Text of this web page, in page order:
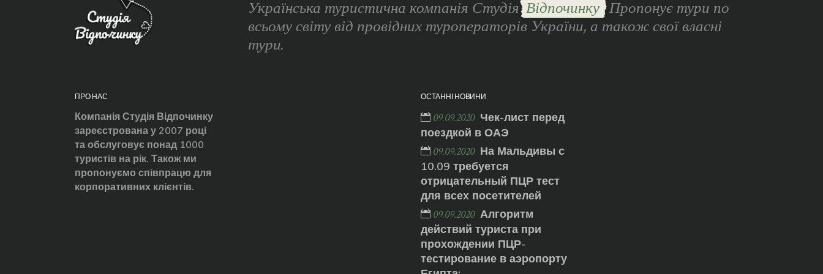
Українська туристична компанія СтудіяВідпочинку Пропонує тури по
всьому світу від провідних туроператорів України, а також свої власні
тури.
ПРО НАС
Компанія Студія Відпочинку
зареєстрована у 2007 році
та обслуговує понад 1000
туристів на рік. Також ми
пропонуємо співпрацю для
корпоративних клієнтів.
ОСТАННІ НОВИНИ
09.09.2020 Чек-лист перед
поездкой в ОАЭ
09.09.2020 На Мальдивы с
10.09 требуется
отрицательный ПЦР тест
для всех посетителей
09.09.2020 Алгоритм
действий туриста при
прохождении ПЦР-
тестирование в аэропорту